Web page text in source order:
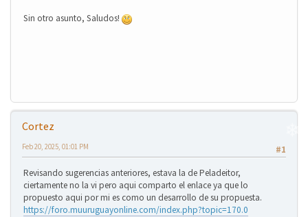
Sin otro asunto, Saludos!
Cortez
#1
Feb 20, 2025, 01:01 PM
Revisando sugerencias anteriores, estava la de Peladeitor,
ciertamente no la vi pero aqui comparto el enlace ya que lo
propuesto aqui por mi es como un desarrollo de su propuesta.
https://foro.muuruguayonline.com/index.php?topic=170.0